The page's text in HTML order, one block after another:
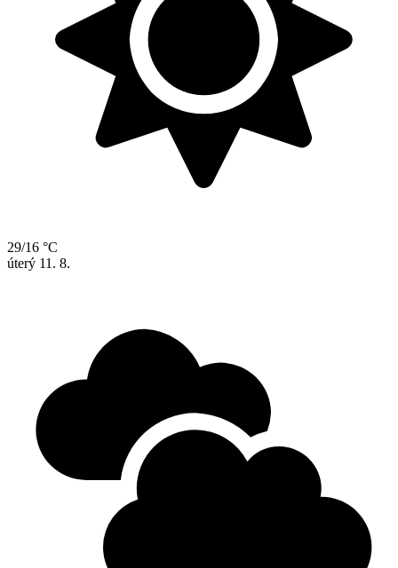
29/16 °C
úterý 11. 8.